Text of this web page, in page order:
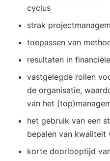
cyclus
strak
toepassen van
resultaten in
vastgelegde rollen
de organisatie,
van het
het gebruik van een
bepalen van kwaliteit
korte doorlooptijd